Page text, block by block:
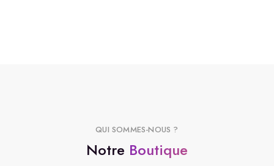
QUI SOMMES-NOUS ?
Notre Boutique